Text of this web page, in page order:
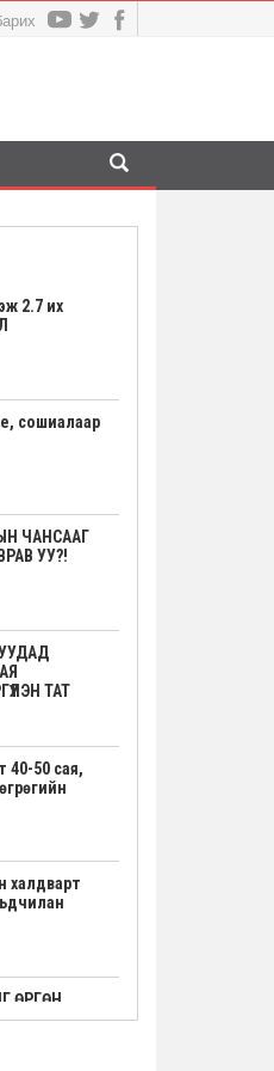
2.7 их
сошиалаар
ЧАНСААГ
УУ?!
ТАТ
40-50 сая,
халдварт
ӨРГӨН